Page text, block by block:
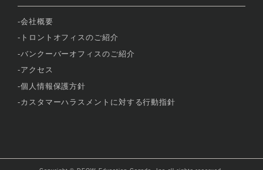
会社概要
トロントオフィスのご紹介
バンクーバーオフィスのご紹介
アクセス
個人情報保護方針
カスタマーハラスメントに対する行動指針